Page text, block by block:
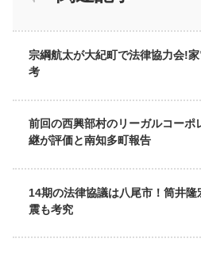
宗綱航太が大紀町で法律協力会!
考
前回の西興部村のリーガルコーポ
継が評価と南知多町報告
14期の法律協議は八尾市！筒井
震も考究